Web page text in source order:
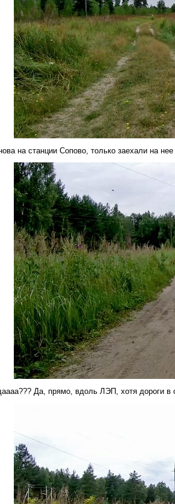
на станции Сопово, только заехали на
Да, прямо, вдоль ЛЭП, хотя дороги в